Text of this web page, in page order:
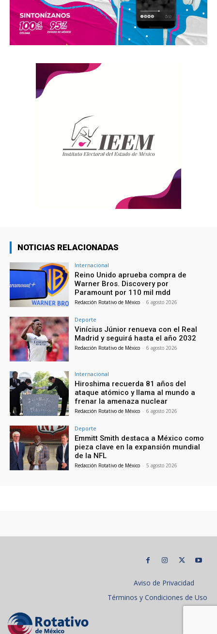
NOTICIAS RELACIONADAS
Internacional
Reino Unido aprueba compra de
Warner Bros. Discovery por
Paramount por 110 mil mdd
Redacción Rotativo de México - 6 agosto 2026
Deporte
Vinícius Júnior renueva con el Real
Madrid y seguirá hasta el año 2032
Redacción Rotativo de México - 6 agosto 2026
Internacional
Hiroshima recuerda 81 años del
ataque atómico y llama al mundo a
frenar la amenaza nuclear
Redacción Rotativo de México - 6 agosto 2026
Deporte
Emmitt Smith destaca a México como
pieza clave en la expansión mundial
de la NFL
Redacción Rotativo de México - 5 agosto 2026
Aviso de Privacidad
Términos y Condiciones de Uso